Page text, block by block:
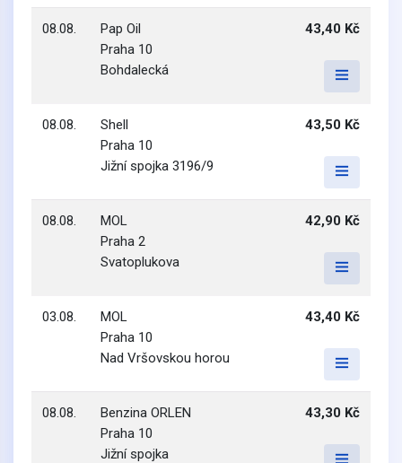
08.08.
Pap Oil
Praha 10
Bohdalecká
43,40 Kč
08.08.
Shell
Praha 10
Jižní spojka 3196/9
43,50 Kč
08.08.
MOL
Praha 2
Svatoplukova
42,90 Kč
03.08.
MOL
Praha 10
Nad Vršovskou horou
43,40 Kč
08.08.
Benzina ORLEN
Praha 10
Jižní spojka
43,30 Kč